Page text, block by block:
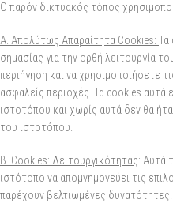
Ο παρόν δικτυακός τόπος
Α. Απολύτως Απαραίτητα Cookies: Τα
σημασίας για την ορθή λειτουργία
περιήγηση και να χρησιμοποιήσετε
ασφαλείς περιοχές. Τα cookies αυτά
ιστοτόπου και χωρίς αυτά δεν θα
του ιστοτόπου.
Β. Cookies: Λειτουργικότητας: Αυτά
ιστότοπο να απομνημονεύει τις
παρέχουν βελτιωμένες